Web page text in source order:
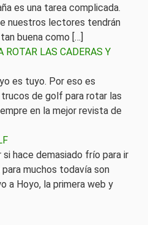
es una tarea complicada.
nuestros lectores tendrán
buena como […]
ROTAR LAS CADERAS Y
es tuyo. Por eso es
de golf para rotar las
en la mejor revista de
hace demasiado frío para ir
muchos todavía son
a Hoyo, la primera web y